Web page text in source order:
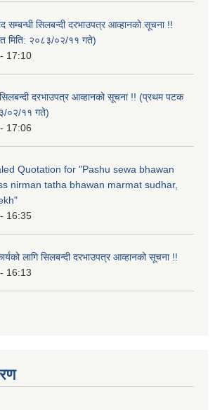
सम्बन्धी सिलबन्दी दरभाउपत्र आव्हानको सूचना !!
मिति: २०८३/०२/११ गते)
17:10
दरभाउपत्र आव्हानको सूचना !! (प्रथम पटक
०२/११ गते)
17:06
Quotation for "Pashu sewa bhawan
nirman tatha bhawan marmat sudhar,
16:35
लागि सिलबन्दी दरभाउपत्र आव्हानको सूचना !!
16:13